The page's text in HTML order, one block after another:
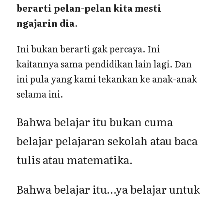
berarti pelan-pelan kita mesti
ngajarin dia.
Ini bukan berarti gak percaya. Ini
kaitannya sama pendidikan lain lagi. Dan
ini pula yang kami tekankan ke anak-anak
selama ini.
Bahwa belajar itu bukan cuma
belajar pelajaran sekolah atau baca
tulis atau matematika.
Bahwa belajar itu…ya belajar untuk